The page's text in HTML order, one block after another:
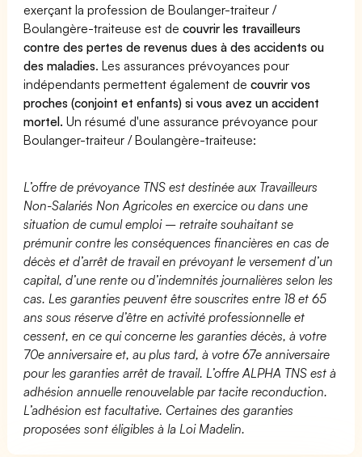
exerçant la profession de Boulanger-traiteur /
Boulangère-traiteuse est decouvrir les travailleurs
contre des pertes de revenus dues à des accidents ou
des maladies. Les assurances prévoyances pour
indépendants permettent également decouvrir vos
proches (conjoint et enfants) si vous avez un accident
mortel. Un résumé d'une assurance prévoyance pour
Boulanger-traiteur / Boulangère-traiteuse:
L’offre de prévoyance TNS est destinée aux Travailleurs
Non-Salariés Non Agricoles en exercice ou dans une
situation de cumul emploi – retraite souhaitant se
prémunir contre les conséquences financières en cas de
décès et d’arrêt de travail en prévoyant le versement d’un
capital, d’une rente ou d’indemnités journalières selon les
cas. Les garanties peuvent être souscrites entre 18 et 65
ans sous réserve d’être en activité professionnelle et
cessent, en ce qui concerne les garanties décès, à votre
70e anniversaire et, au plus tard, à votre 67e anniversaire
pour les garanties arrêt de travail. L’offre ALPHA TNS est à
adhésion annuelle renouvelable par tacite reconduction.
L’adhésion est facultative. Certaines des garanties
proposées sont éligibles à la Loi Madelin.